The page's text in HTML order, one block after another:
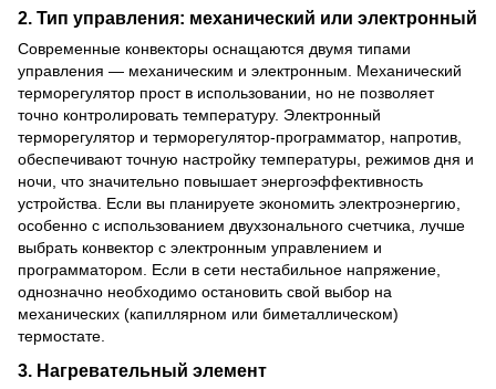
2. Тип управления: механический или электронный
Современные конвекторы оснащаются двумя типами
управления — механическим и электронным. Механический
терморегулятор прост в использовании, но не позволяет
точно контролировать температуру. Электронный
терморегулятор и терморегулятор-программатор, напротив,
обеспечивают точную настройку температуры, режимов дня и
ночи, что значительно повышает энергоэффективность
устройства. Если вы планируете экономить электроэнергию,
особенно с использованием двухзонального счетчика, лучше
выбрать конвектор с электронным управлением и
программатором. Если в сети нестабильное напряжение,
однозначно необходимо остановить свой выбор на
механических (капиллярном или биметаллическом)
термостате.
3. Нагревательный элемент